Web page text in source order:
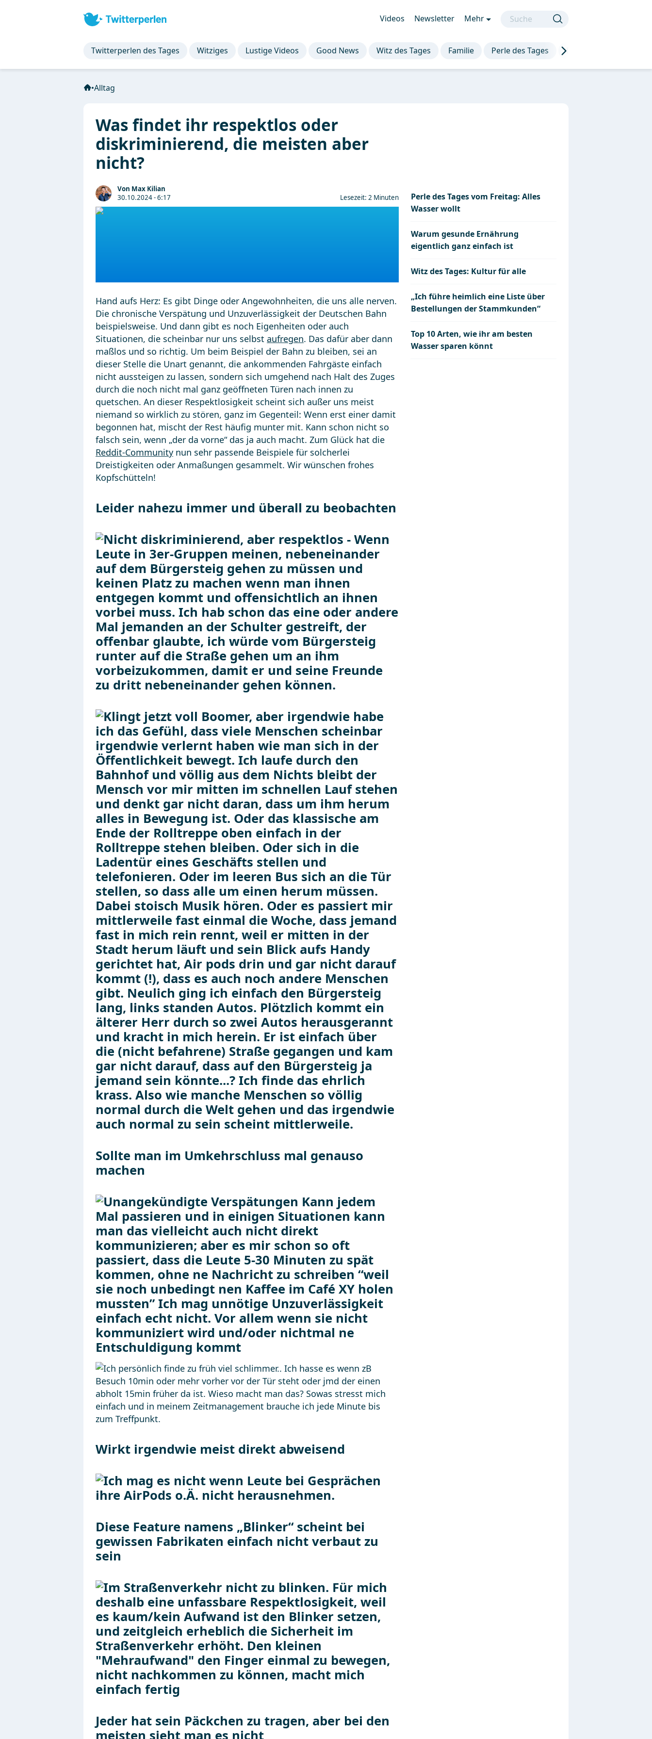
Videos Newsletter Mehr
Twitterperlen des Tages Witziges Lustige Videos Good News Witz des Tages Familie Perle des Tages Die besten Sprüche
•Alltag
Was findet ihr respektlos oder
diskriminierend, die meisten aber
nicht?
Von Max Kilian
30.10.2024 - 6:17
Lesezeit: 2 Minuten
Hand aufs Herz: Es gibt Dinge oder Angewohnheiten, die uns alle nerven.
Die chronische Verspätung und Unzuverlässigkeit der Deutschen Bahn
beispielsweise. Und dann gibt es noch Eigenheiten oder auch
Situationen, die scheinbar nur uns selbst aufregen. Das dafür aber dann
maßlos und so richtig. Um beim Beispiel der Bahn zu bleiben, sei an
dieser Stelle die Unart genannt, die ankommenden Fahrgäste einfach
nicht aussteigen zu lassen, sondern sich umgehend nach Halt des Zuges
durch die noch nicht mal ganz geöffneten Türen nach innen zu
quetschen. An dieser Respektlosigkeit scheint sich außer uns meist
niemand so wirklich zu stören, ganz im Gegenteil: Wenn erst einer damit
begonnen hat, mischt der Rest häufig munter mit. Kann schon nicht so
falsch sein, wenn „der da vorne“ das ja auch macht. Zum Glück hat die
Reddit-Community nun sehr passende Beispiele für solcherlei
Dreistigkeiten oder Anmaßungen gesammelt. Wir wünschen frohes
Kopfschütteln!
Leider nahezu immer und überall zu beobachten
Sollte man im Umkehrschluss mal genauso
machen
Wirkt irgendwie meist direkt abweisend
Diese Feature namens „Blinker“ scheint bei
gewissen Fabrikaten einfach nicht verbaut zu
sein
Jeder hat sein Päckchen zu tragen, aber bei den
meisten sieht man es nicht
Perle des Tages vom Freitag: Alles
Wasser wollt
Warum gesunde Ernährung
eigentlich ganz einfach ist
Witz des Tages: Kultur für alle
„Ich führe heimlich eine Liste über
Bestellungen der Stammkunden“
Top 10 Arten, wie ihr am besten
Wasser sparen könnt